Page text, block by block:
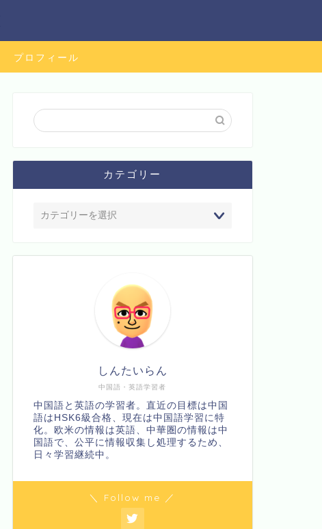
プロフィール
カテゴリー
中国語・英語学習者
しんたいらん
中国語と英語の学習者。直近の目標は中国
語はHSK6級合格、現在は中国語学習に特
化。欧米の情報は英語、中華圏の情報は中
国語で、公平に情報収集し処理するため、
日々学習継続中。
＼ Follow me ／